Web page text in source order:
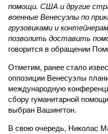
помощи. США и другие
военные Венесуэлы по
грузовиками и
позволить доставить
говорится в обращении
Отметим, ранее стало
оппозиции Венесуэлы
международную
сбору гуманитарной
выбран Вашингтон.
В свою очередь, Николас